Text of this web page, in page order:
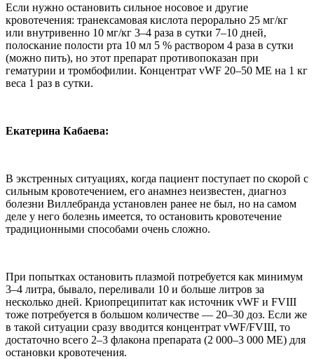
Если нужно остановить сильное носовое и другие
кровотечения: транексамовая кислота перорально 25 мг/кг
или внутривенно 10 мг/кг 3–4 раза в сутки 7–10 дней,
полоскание полости рта 10 мл 5 % раствором 4 раза в сутки
(можно пить), но этот препарат противопоказан при
гематурии и тромбофилии. Концентрат vWF 20–50 МЕ на 1 кг
веса 1 раз в сутки.
Екатерина Кабаева:
В экстренных ситуациях, когда пациент поступает по скорой с
сильным кровотечением, его анамнез неизвестен, диагноз
болезни Виллебранда установлен ранее не был, но на самом
деле у него болезнь имеется, то остановить кровотечение
традиционными способами очень сложно.
При попытках остановить плазмой потребуется как минимум
3–4 литра, бывало, переливали 10 и больше литров за
несколько дней. Криопреципитат как источник vWF и FVIII
тоже потребуется в большом количестве — 20–30 доз. Если же
в такой ситуации сразу вводится концентрат vWF/FVIII, то
достаточно всего 2–3 флакона препарата (2 000–3 000 МЕ) для
остановки кровотечения.